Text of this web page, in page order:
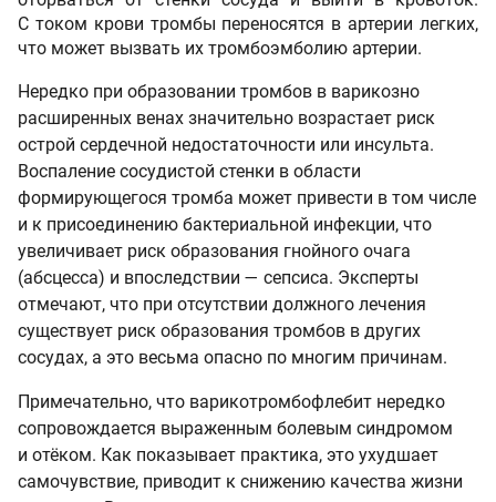
С током крови тромбы переносятся в артерии легких,
что может вызвать их тромбоэмболию артерии.
Нередко при образовании тромбов в варикозно
расширенных венах значительно возрастает риск
острой сердечной недостаточности или инсульта.
Воспаление сосудистой стенки в области
формирующегося тромба может привести в том числе
и к присоединению бактериальной инфекции, что
увеличивает риск образования гнойного очага
(абсцесса) и впоследствии — сепсиса. Эксперты
отмечают, что при отсутствии должного лечения
существует риск образования тромбов в других
сосудах, а это весьма опасно по многим причинам.
Примечательно, что варикотромбофлебит нередко
сопровождается выраженным болевым синдромом
и отёком. Как показывает практика, это ухудшает
самочувствие, приводит к снижению качества жизни